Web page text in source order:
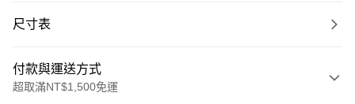
尺寸表
付款與運送方式
超取滿NT$1,500免運